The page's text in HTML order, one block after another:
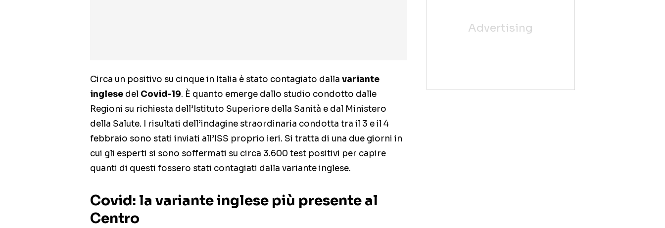
Circa un positivo su cinque in Italia è stato contagiato dalla variante
inglese del Covid-19. È quanto emerge dallo studio condotto dalle
Regioni su richiesta dell’Istituto Superiore della Sanità e dal Ministero
della Salute. I risultati dell’indagine straordinaria condotta tra il 3 e il 4
febbraio sono stati inviati all’ISS proprio ieri. Si tratta di una due giorni in
cui gli esperti si sono soffermati su circa 3.600 test positivi per capire
quanti di questi fossero stati contagiati dalla variante inglese.
Covid: la variante inglese più presente al
Centro